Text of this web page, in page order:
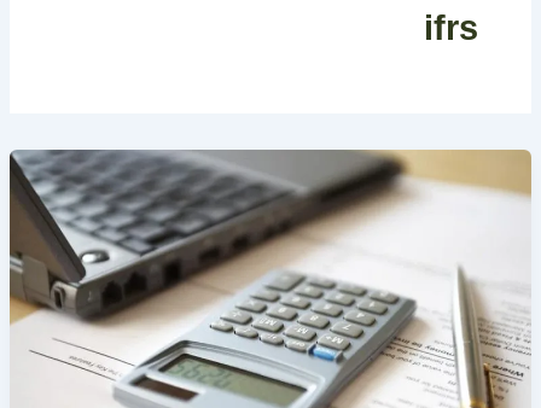
ifrs